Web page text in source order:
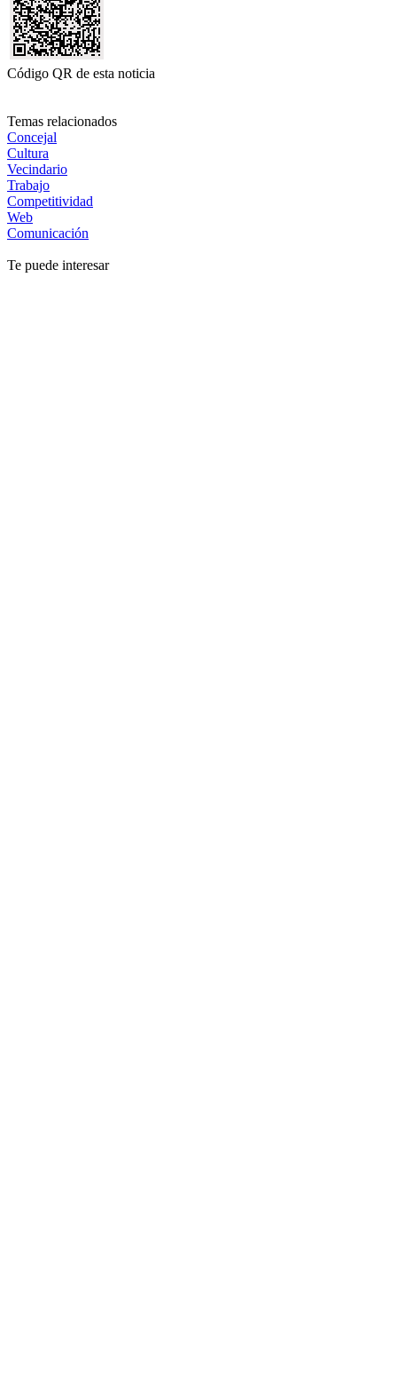
Código QR de esta noticia
Temas relacionados
Concejal
Cultura
Vecindario
Trabajo
Competitividad
Web
Comunicación
Te puede interesar